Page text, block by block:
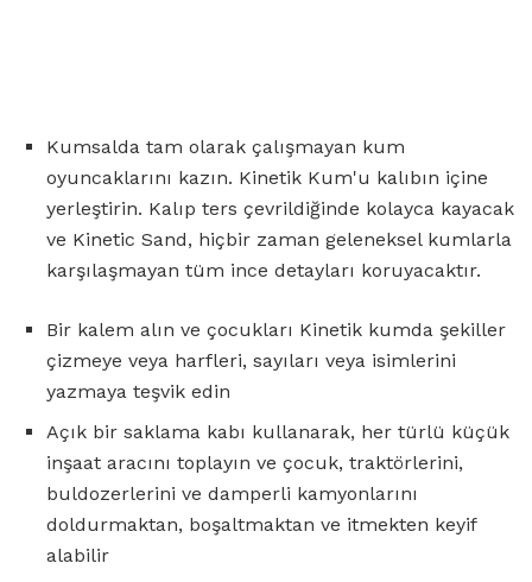
Kumsalda tam olarak çalışmayan kum
oyuncaklarını kazın. Kinetik Kum'u kalıbın içine
yerleştirin. Kalıp ters çevrildiğinde kolayca kayacak
ve Kinetic Sand, hiçbir zaman geleneksel kumlarla
karşılaşmayan tüm ince detayları koruyacaktır.
Bir kalem alın ve çocukları Kinetik kumda şekiller
çizmeye veya harfleri, sayıları veya isimlerini
yazmaya teşvik edin
Açık bir saklama kabı kullanarak, her türlü küçük
inşaat aracını toplayın ve çocuk, traktörlerini,
buldozerlerini ve damperli kamyonlarını
doldurmaktan, boşaltmaktan ve itmekten keyif
alabilir